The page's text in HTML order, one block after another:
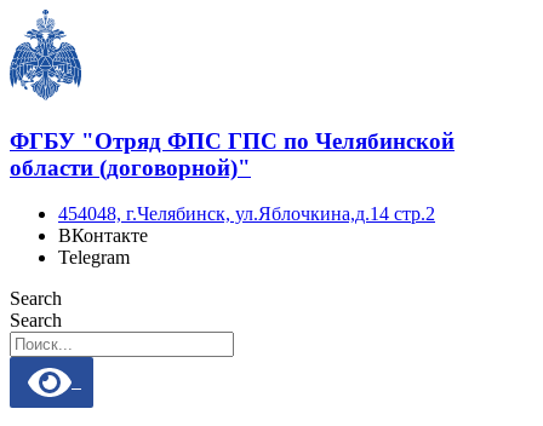
Перейти
содержимому
ФГБУ "Отряд ФПС ГПС по Челябинской
области (договорной)"
454048, г.Челябинск, ул.Яблочкина,д.14 стр.2
ВКонтакте
Telegram
Search
Search